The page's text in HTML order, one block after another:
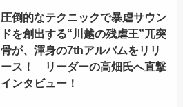
圧倒的なテクニックで暴虐サウン
ドを創出する“川越の残虐王”兀突
骨が、渾身の7thアルバムをリリ
ース！ リーダーの高畑氏へ直撃
インタビュー！